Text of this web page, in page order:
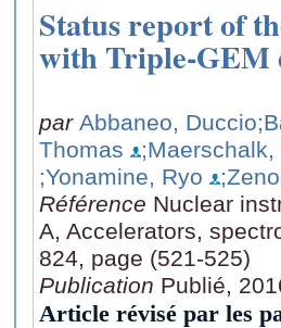
Status report of
with Triple-GEM
par Abbaneo, Duccio
Thomas
;Maerschalk,
;Yonamine, Ryo
Référence Nuclear
A, Accelerators,
824, page (521-525)
Publication Publié,
Article révisé par les